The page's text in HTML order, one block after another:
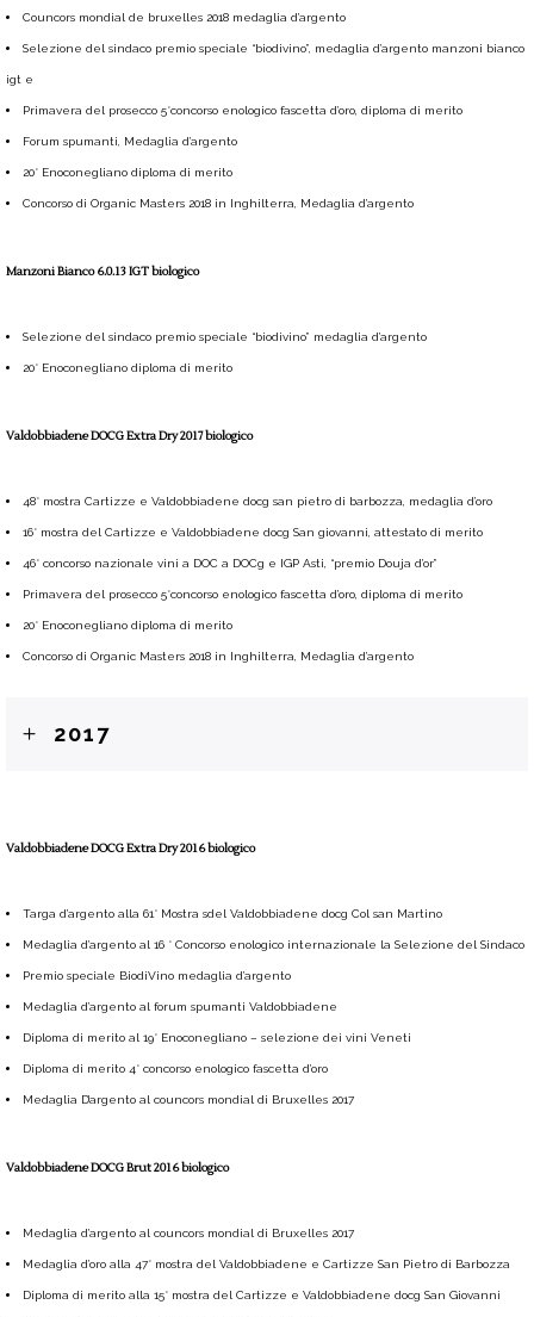
Councors mondial de bruxelles 2018 medaglia d’argento
Selezione del sindaco premio speciale “biodivino”, medaglia d’argento manzoni bianco
igt e
Primavera del prosecco 5°concorso enologico fascetta d’oro, diploma di merito
Forum spumanti, Medaglia d’argento
20° Enoconegliano diploma di merito
Concorso di Organic Masters 2018 in Inghilterra, Medaglia d’argento
Manzoni Bianco 6.0.13 IGT biologico
Selezione del sindaco premio speciale “biodivino” medaglia d’argento
20° Enoconegliano diploma di merito
Valdobbiadene DOCG Extra Dry 2017 biologico
48° mostra Cartizze e Valdobbiadene docg san pietro di barbozza, medaglia d’oro
16° mostra del Cartizze e Valdobbiadene docg San giovanni, attestato di merito
46° concorso nazionale vini a DOC a DOCg e IGP Asti, “premio Douja d’or”
Primavera del prosecco 5°concorso enologico fascetta d’oro, diploma di merito
20° Enoconegliano diploma di merito
Concorso di Organic Masters 2018 in Inghilterra, Medaglia d’argento
2017
Valdobbiadene DOCG Extra Dry 2016 biologico
Targa d’argento alla 61° Mostra sdel Valdobbiadene docg Col san Martino
Medaglia d’argento al 16 ° Concorso enologico internazionale la Selezione del Sindaco
Premio speciale BiodiVino medaglia d’argento
Medaglia d’argento al forum spumanti Valdobbiadene
Diploma di merito al 19° Enoconegliano – selezione dei vini Veneti
Diploma di merito 4° concorso enologico fascetta d’oro
Medaglia D’argento al councors mondial di Bruxelles 2017
Valdobbiadene DOCG Brut 2016 biologico
Medaglia d’argento al councors mondial di Bruxelles 2017
Medaglia d’oro alla 47° mostra del Valdobbiadene e Cartizze San Pietro di Barbozza
Diploma di merito alla 15° mostra del Cartizze e Valdobbiadene docg San Giovanni